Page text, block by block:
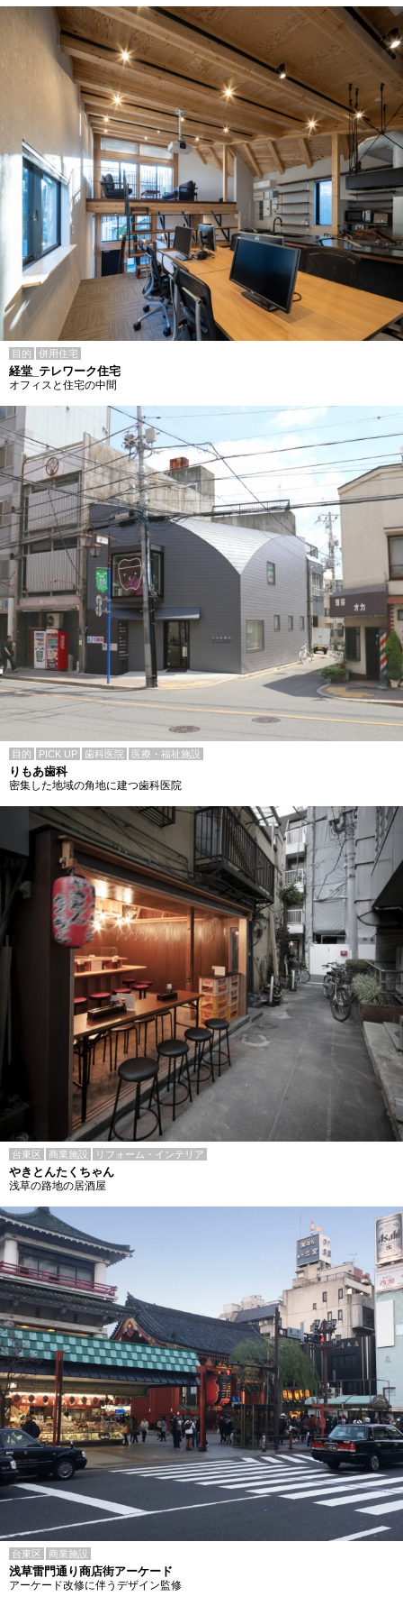
目的 併用住宅
経堂_テレワーク住宅
オフィスと住宅の中間
目的 PICK UP 歯科医院 医療・福祉施設
りもあ歯科
密集した地域の角地に建つ歯科医院
台東区 商業施設 リフォーム・インテリア
やきとんたくちゃん
浅草の路地の居酒屋
台東区 商業施設
浅草雷門通り商店街アーケード
アーケード改修に伴うデザイン監修